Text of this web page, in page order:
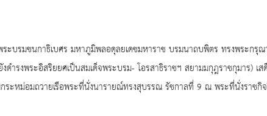
บรมชนกาธิเบศร มหาภูมิพลอดุลยเดชมหาราช บรมนาถบพิตร ทรงพระกรุณ
ำรงพระอิสริยยศเป็นสมเด็จพระบรม- โอรสาธิราชฯ สยามมกุฎราชกุมาร) เส
ระหม่อมถวายเรือพระที่นั่งนารายณ์ทรงสุบรรณ รัชกาลที่ 9 ณ พระที่นั่งราชกิ